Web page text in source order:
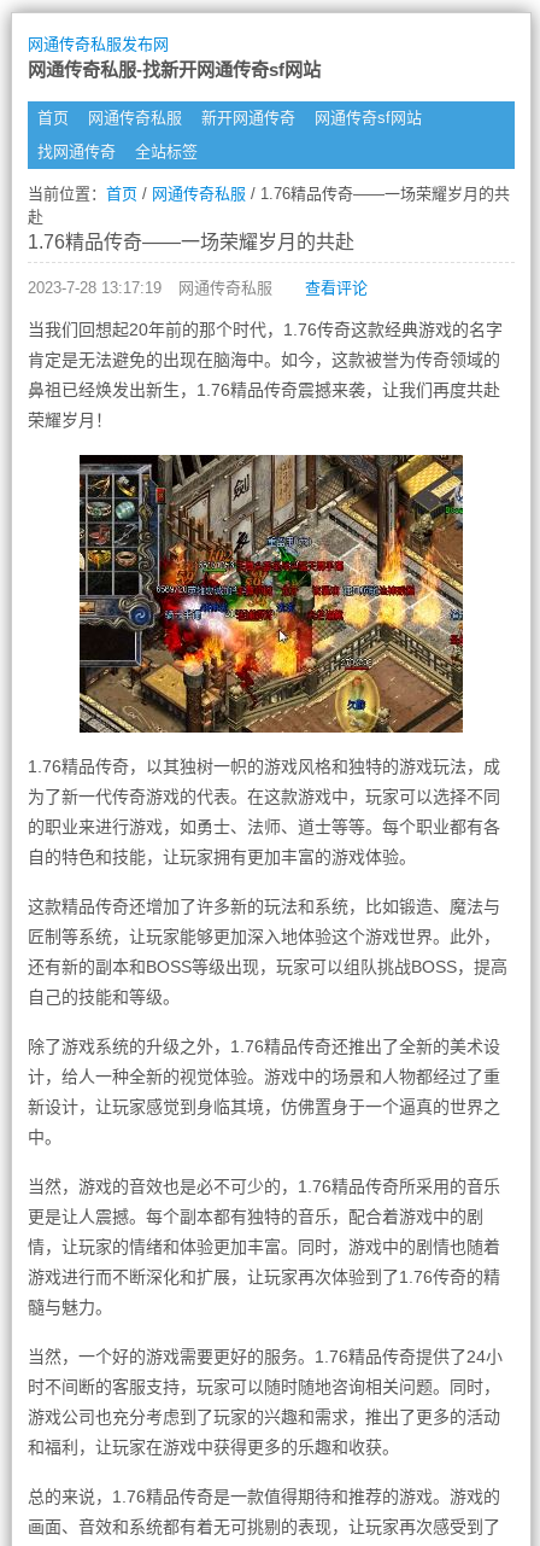
网通传奇私服发布网
网通传奇私服-找新开网通传奇sf网站
首页 网通传奇私服 新开网通传奇
网通传奇sf网站
找网通传奇
全站标签
当前位置： 首页/ 网通传奇私服 / 1.76精品传奇——一场荣耀岁月的共
赴
1.76精品传奇——一场荣耀岁月的共赴
2023-7-28 13:17:19 网通传奇私服 查看评论
当我们回想起20年前的那个时代，1.76传奇这款经典游戏的名字
肯定是无法避免的出现在脑海中。如今，这款被誉为传奇领域的
鼻祖已经焕发出新生，1.76精品传奇震撼来袭，让我们再度共赴
荣耀岁月！
1.76精品传奇，以其独树一帜的游戏风格和独特的游戏玩法，成
为了新一代传奇游戏的代表。在这款游戏中，玩家可以选择不同
的职业来进行游戏，如勇士、法师、道士等等。每个职业都有各
自的特色和技能，让玩家拥有更加丰富的游戏体验。
这款精品传奇还增加了许多新的玩法和系统，比如锻造、魔法与
匠制等系统，让玩家能够更加深入地体验这个游戏世界。此外，
还有新的副本和BOSS等级出现，玩家可以组队挑战BOSS，提高
自己的技能和等级。
除了游戏系统的升级之外，1.76精品传奇还推出了全新的美术设
计，给人一种全新的视觉体验。游戏中的场景和人物都经过了重
新设计，让玩家感觉到身临其境，仿佛置身于一个逼真的世界之
中。
当然，游戏的音效也是必不可少的，1.76精品传奇所采用的音乐
更是让人震撼。每个副本都有独特的音乐，配合着游戏中的剧
情，让玩家的情绪和体验更加丰富。同时，游戏中的剧情也随着
游戏进行而不断深化和扩展，让玩家再次体验到了1.76传奇的精
髓与魅力。
当然，一个好的游戏需要更好的服务。1.76精品传奇提供了24小
时不间断的客服支持，玩家可以随时随地咨询相关问题。同时，
游戏公司也充分考虑到了玩家的兴趣和需求，推出了更多的活动
和福利，让玩家在游戏中获得更多的乐趣和收获。
总的来说，1.76精品传奇是一款值得期待和推荐的游戏。游戏的
画面、音效和系统都有着无可挑剔的表现，让玩家再次感受到了